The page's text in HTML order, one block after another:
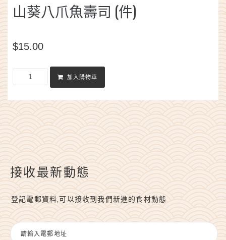
山葵八爪魚壽司 (件)
$15.00
加入購物車
接收最新動態
登記電郵資料,可以接收到我們新進的食材動態